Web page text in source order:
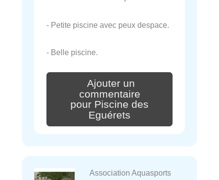
- Petite piscine avec peux despace.
- Belle piscine.
Ajouter un
commentaire
pour Piscine des
Eguérets
Association Aquasports